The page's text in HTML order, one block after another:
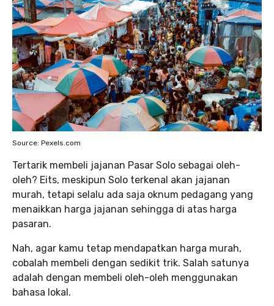
Source: Pexels.com
Tertarik membeli jajanan Pasar Solo sebagai oleh-
oleh? Eits, meskipun Solo terkenal akan jajanan
murah, tetapi selalu ada saja oknum pedagang yang
menaikkan harga jajanan sehingga di atas harga
pasaran.
Nah, agar kamu tetap mendapatkan harga murah,
cobalah membeli dengan sedikit trik. Salah satunya
adalah dengan membeli oleh-oleh menggunakan
bahasa lokal.